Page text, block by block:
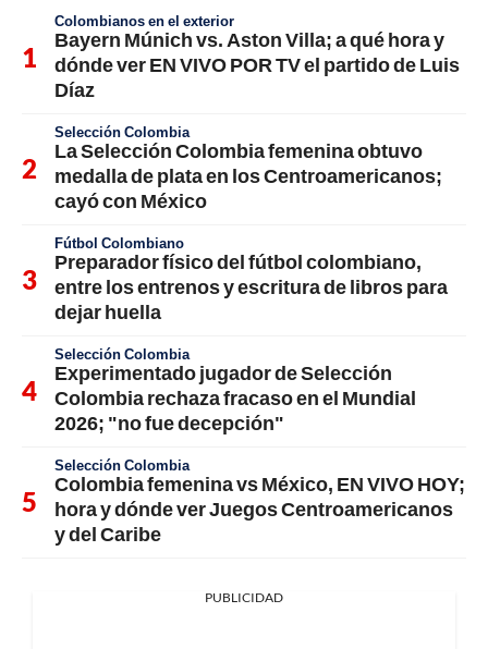
Colombianos en el exterior
Bayern Múnich vs. Aston Villa; a qué hora y
dónde ver EN VIVO POR TV el partido de Luis
Díaz
Selección Colombia
La Selección Colombia femenina obtuvo
medalla de plata en los Centroamericanos;
cayó con México
Fútbol Colombiano
Preparador físico del fútbol colombiano,
entre los entrenos y escritura de libros para
dejar huella
Selección Colombia
Experimentado jugador de Selección
Colombia rechaza fracaso en el Mundial
2026; "no fue decepción"
Selección Colombia
Colombia femenina vs México, EN VIVO HOY;
hora y dónde ver Juegos Centroamericanos
y del Caribe
PUBLICIDAD